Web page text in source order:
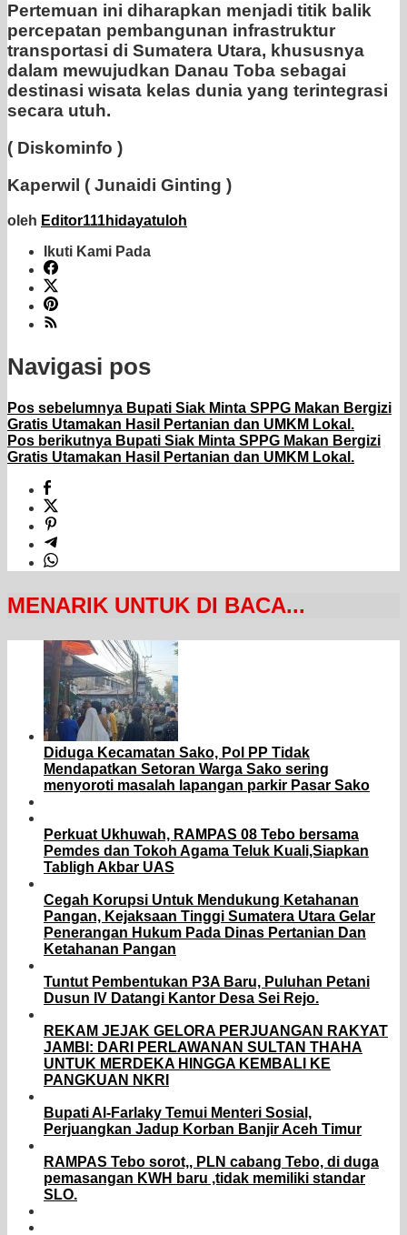
Pertemuan ini diharapkan menjadi titik balik
percepatan pembangunan infrastruktur
transportasi di Sumatera Utara, khususnya
dalam mewujudkan Danau Toba sebagai
destinasi wisata kelas dunia yang terintegrasi
secara utuh.
( Diskominfo )
Kaperwil ( Junaidi Ginting )
oleh Editor111hidayatuloh
Ikuti Kami Pada
Navigasi pos
Pos sebelumnya Bupati Siak Minta SPPG Makan Bergizi
Gratis Utamakan Hasil Pertanian dan UMKM Lokal.
Pos berikutnya Bupati Siak Minta SPPG Makan Bergizi
Gratis Utamakan Hasil Pertanian dan UMKM Lokal.
MENARIK UNTUK DI BACA...
Diduga Kecamatan Sako, Pol PP Tidak
Mendapatkan Setoran Warga Sako sering
menyoroti masalah lapangan parkir Pasar Sako
Perkuat Ukhuwah, RAMPAS 08 Tebo bersama
Pemdes dan Tokoh Agama Teluk Kuali,Siapkan
Tabligh Akbar UAS
Cegah Korupsi Untuk Mendukung Ketahanan
Pangan, Kejaksaan Tinggi Sumatera Utara Gelar
Penerangan Hukum Pada Dinas Pertanian Dan
Ketahanan Pangan
Tuntut Pembentukan P3A Baru, Puluhan Petani
Dusun IV Datangi Kantor Desa Sei Rejo.
REKAM JEJAK GELORA PERJUANGAN RAKYAT
JAMBI: DARI PERLAWANAN SULTAN THAHA
UNTUK MERDEKA HINGGA KEMBALI KE
PANGKUAN NKRI
Bupati Al-Farlaky Temui Menteri Sosial,
Perjuangkan Jadup Korban Banjir Aceh Timur
RAMPAS Tebo sorot,, PLN cabang Tebo, di duga
pemasangan KWH baru ,tidak memiliki standar
SLO.